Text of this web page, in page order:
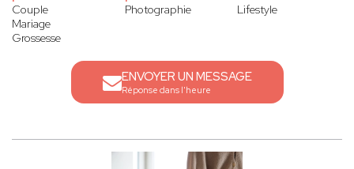
Couple
Mariage
Grossesse
Photographie
Lifestyle
ENVOYER UN MESSAGE
Réponse dans l'heure